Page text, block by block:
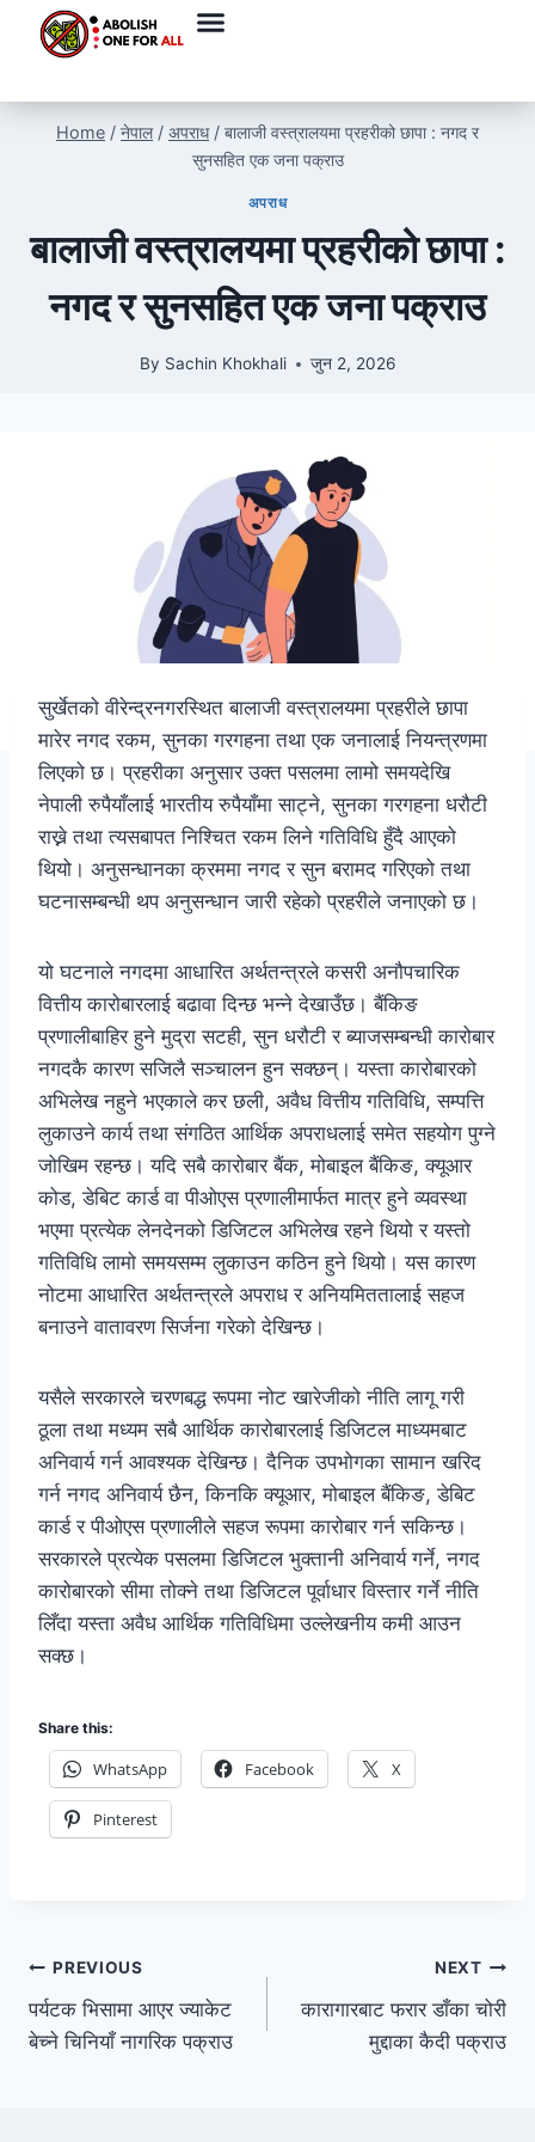
Home / नेपाल / अपराध / बालाजी वस्त्रालयमा प्रहरीको छापा : नगद र
सुनसहित एक जना पक्राउ
अपराध
बालाजी वस्त्रालयमा प्रहरीको छापा :
नगद र सुनसहित एक जना पक्राउ
By Sachin Khokhali जुन 2, 2026
सुर्खेतको वीरेन्द्रनगरस्थित बालाजी वस्त्रालयमा प्रहरीले छापा
मारेर नगद रकम, सुनका गरगहना तथा एक जनालाई नियन्त्रणमा
लिएको छ। प्रहरीका अनुसार उक्त पसलमा लामो समयदेखि
नेपाली रुपैयाँलाई भारतीय रुपैयाँमा साट्ने, सुनका गरगहना धरौटी
राख्ने तथा त्यसबापत निश्चित रकम लिने गतिविधि हुँदै आएको
थियो। अनुसन्धानका क्रममा नगद र सुन बरामद गरिएको तथा
घटनासम्बन्धी थप अनुसन्धान जारी रहेको प्रहरीले जनाएको छ।
यो घटनाले नगदमा आधारित अर्थतन्त्रले कसरी अनौपचारिक
वित्तीय कारोबारलाई बढावा दिन्छ भन्ने देखाउँछ। बैंकिङ
प्रणालीबाहिर हुने मुद्रा सटही, सुन धरौटी र ब्याजसम्बन्धी कारोबार
नगदकै कारण सजिलै सञ्चालन हुन सक्छन्। यस्ता कारोबारको
अभिलेख नहुने भएकाले कर छली, अवैध वित्तीय गतिविधि, सम्पत्ति
लुकाउने कार्य तथा संगठित आर्थिक अपराधलाई समेत सहयोग पुग्ने
जोखिम रहन्छ। यदि सबै कारोबार बैंक, मोबाइल बैंकिङ, क्यूआर
कोड, डेबिट कार्ड वा पीओएस प्रणालीमार्फत मात्र हुने व्यवस्था
भएमा प्रत्येक लेनदेनको डिजिटल अभिलेख रहने थियो र यस्तो
गतिविधि लामो समयसम्म लुकाउन कठिन हुने थियो। यस कारण
नोटमा आधारित अर्थतन्त्रले अपराध र अनियमिततालाई सहज
बनाउने वातावरण सिर्जना गरेको देखिन्छ।
यसैले सरकारले चरणबद्ध रूपमा नोट खारेजीको नीति लागू गरी
ठूला तथा मध्यम सबै आर्थिक कारोबारलाई डिजिटल माध्यमबाट
अनिवार्य गर्न आवश्यक देखिन्छ। दैनिक उपभोगका सामान खरिद
गर्न नगद अनिवार्य छैन, किनकि क्यूआर, मोबाइल बैंकिङ, डेबिट
कार्ड र पीओएस प्रणालीले सहज रूपमा कारोबार गर्न सकिन्छ।
सरकारले प्रत्येक पसलमा डिजिटल भुक्तानी अनिवार्य गर्ने, नगद
कारोबारको सीमा तोक्ने तथा डिजिटल पूर्वाधार विस्तार गर्ने नीति
लिँदा यस्ता अवैध आर्थिक गतिविधिमा उल्लेखनीय कमी आउन
सक्छ।
Share this:
WhatsApp Facebook X
Pinterest
PREVIOUS
पर्यटक भिसामा आएर ज्याकेट
बेच्ने चिनियाँ नागरिक पक्राउ
NEXT
कारागारबाट फरार डाँका चोरी
मुद्दाका कैदी पक्राउ